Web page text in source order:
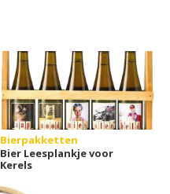
Bierpakketten
Bier Leesplankje voor
Kerels